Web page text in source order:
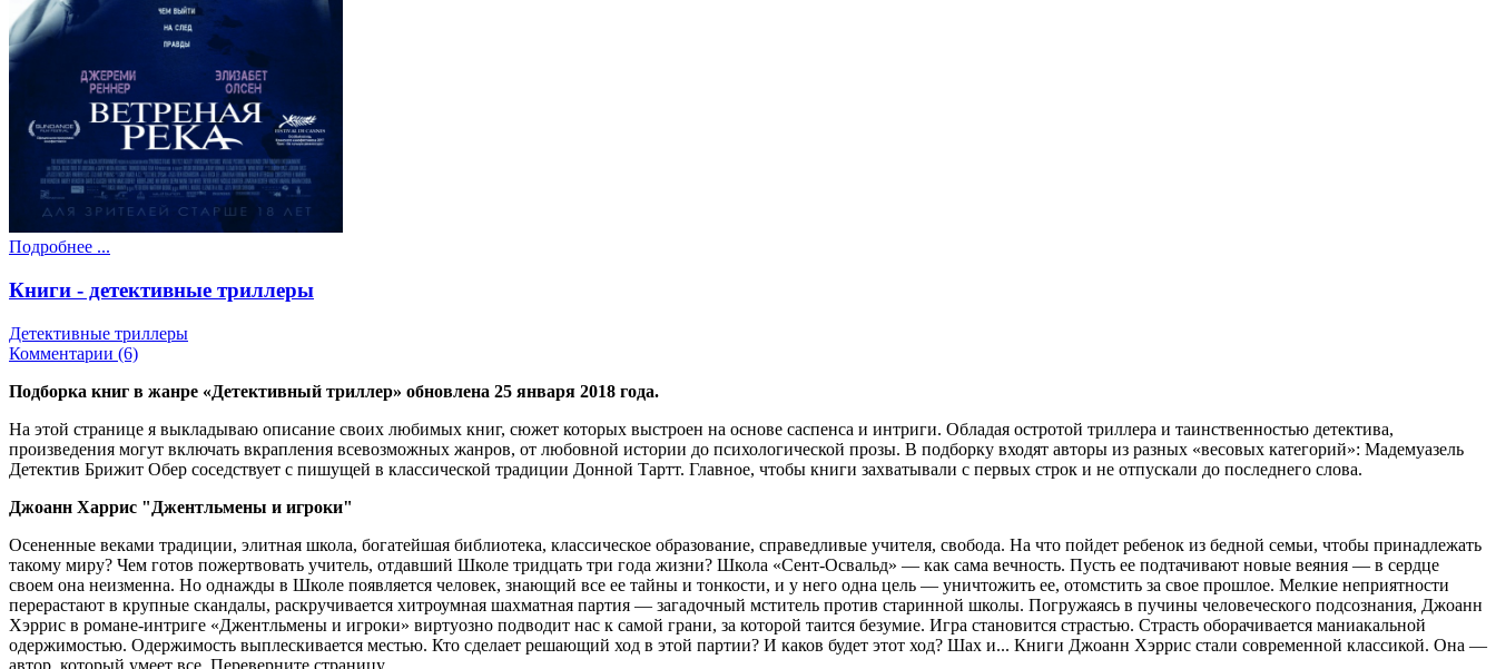
Подробнее ...
Книги - детективные триллеры
Детективные триллеры
Комментарии (6)
Подборка книг в жанре «Детективный триллер» обновлена 25 января 2018 года.
На этой странице я выкладываю описание своих любимых книг, сюжет которых выстроен на основе саспенса и интриги. Обладая остротой триллера и таинственностью детектива,
произведения могут включать вкрапления всевозможных жанров, от любовной истории до психологической прозы. В подборку входят авторы из разных «весовых категорий»: Мадемуазель
Детектив Брижит Обер соседствует с пишущей в классической традиции Донной Тартт. Главное, чтобы книги захватывали с первых строк и не отпускали до последнего слова.
Джоанн Харрис "Джентльмены и игроки"
Осененные веками традиции, элитная школа, богатейшая библиотека, классическое образование, справедливые учителя, свобода. На что пойдет ребенок из бедной семьи, чтобы принадлежать
такому миру? Чем готов пожертвовать учитель, отдавший Школе тридцать три года жизни? Школа «Сент-Освальд» — как сама вечность. Пусть ее подтачивают новые веяния — в сердце
своем она неизменна. Но однажды в Школе появляется человек, знающий все ее тайны и тонкости, и у него одна цель — уничтожить ее, отомстить за свое прошлое. Мелкие неприятности
перерастают в крупные скандалы, раскручивается хитроумная шахматная партия — загадочный мститель против старинной школы. Погружаясь в пучины человеческого подсознания, Джоанн
Хэррис в романе-интриге «Джентльмены и игроки» виртуозно подводит нас к самой грани, за которой таится безумие. Игра становится страстью. Страсть оборачивается маниакальной
одержимостью. Одержимость выплескивается местью. Кто сделает решающий ход в этой партии? И каков будет этот ход? Шах и... Книги Джоанн Хэррис стали современной классикой. Она —
автор, который умеет все. Переверните страницу.